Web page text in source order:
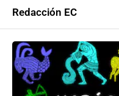
Redacción EC